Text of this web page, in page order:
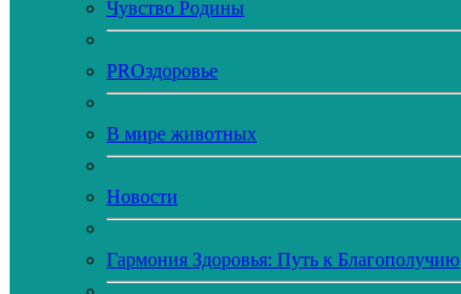
Чувство Родины
PROздоровье
В мире животных
Новости
Гармония Здоровья: Путь к Благополучию